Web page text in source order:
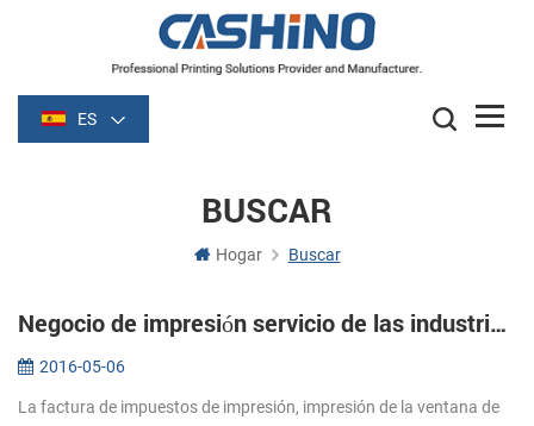
ES
BUSCAR
Hogar Buscar
Negocio de impresión servicio de las industrias de mayor Alcista de la demanda de impresora de recibos
2016-05-06
La factura de impuestos de impresión, impresión de la ventana de